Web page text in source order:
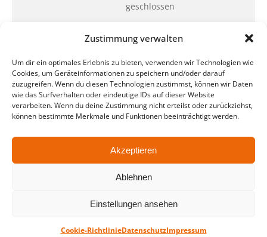
Zustimmung verwalten
Um dir ein optimales Erlebnis zu bieten, verwenden wir Technologien wie
Cookies, um Geräteinformationen zu speichern und/oder darauf
zuzugreifen. Wenn du diesen Technologien zustimmst, können wir Daten
wie das Surfverhalten oder eindeutige IDs auf dieser Website
verarbeiten. Wenn du deine Zustimmung nicht erteilst oder zurückziehst,
können bestimmte Merkmale und Funktionen beeinträchtigt werden.
Akzeptieren
Ablehnen
Einstellungen ansehen
Cookie-RichtlinieDatenschutzImpressum
geschlossen
QUARTERBACK Immobilien ARENA
Am Sportforum 2, 04105 Leipzig
Sie erreichen uns mit dem Öffentlichen
Nahverkehr: Straßenbahn Linien 3, 4, 7, 8, 15
Parken ist während des Ticketkaufs möglich.